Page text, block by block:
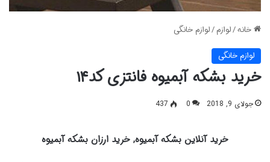
خانه/لوازم/لوازم خانگی
لوازم خانگی
خرید بشکه آبمیوه فانتزی کد۱۴
جولای 9, 2018 0
437
خرید آنلاین بشکه آبمیوه, خرید ارزان بشکه آبمیوه